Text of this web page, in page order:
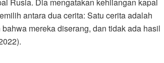
Rusia. Dia mengatakan kehilangan kapal
antara dua cerita: Satu cerita adalah
mereka diserang, dan tidak ada hasil